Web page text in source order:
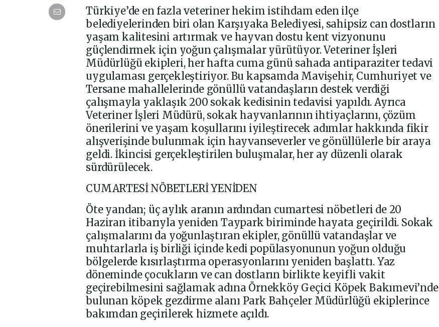
Türkiye’de en fazla veteriner hekim istihdam eden ilçe
belediyelerinden biri olan Karşıyaka Belediyesi, sahipsiz can dostların
yaşam kalitesini artırmak ve hayvan dostu kent vizyonunu
güçlendirmek için yoğun çalışmalar yürütüyor. Veteriner İşleri
Müdürlüğü ekipleri, her hafta cuma günü sahada antiparaziter tedavi
uygulaması gerçekleştiriyor. Bu kapsamda Mavişehir, Cumhuriyet ve
Tersane mahallelerinde gönüllü vatandaşların destek verdiği
çalışmayla yaklaşık 200 sokak kedisinin tedavisi yapıldı. Ayrıca
Veteriner İşleri Müdürü, sokak hayvanlarının ihtiyaçlarını, çözüm
önerilerini ve yaşam koşullarını iyileştirecek adımlar hakkında fikir
alışverişinde bulunmak için hayvanseverler ve gönüllülerle bir araya
geldi. İkincisi gerçekleştirilen buluşmalar, her ay düzenli olarak
sürdürülecek.
CUMARTESİ NÖBETLERİ YENİDEN
Öte yandan; üç aylık aranın ardından cumartesi nöbetleri de 20
Haziran itibarıyla yeniden Taypark biriminde hayata geçirildi. Sokak
çalışmalarını da yoğunlaştıran ekipler, gönüllü vatandaşlar ve
muhtarlarla iş birliği içinde kedi popülasyonunun yoğun olduğu
bölgelerde kısırlaştırma operasyonlarını yeniden başlattı. Yaz
döneminde çocukların ve can dostların birlikte keyifli vakit
geçirebilmesini sağlamak adına Örnekköy Geçici Köpek Bakımevi’nde
bulunan köpek gezdirme alanı Park Bahçeler Müdürlüğü ekiplerince
bakımdan geçirilerek hizmete açıldı.